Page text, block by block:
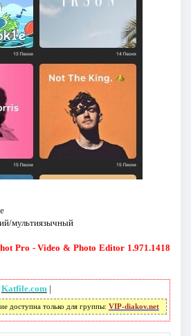
мультиязычный
Pro - Video & Photo Editor 1.971.1418
Katfile.com|
доступна только для группы: VIP-diakov.net